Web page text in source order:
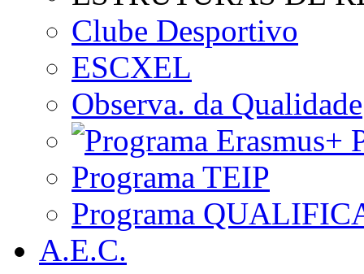
Clube Desportivo
ESCXEL
Observa. da Qualidade
Programa TEIP
Programa
A.E.C.